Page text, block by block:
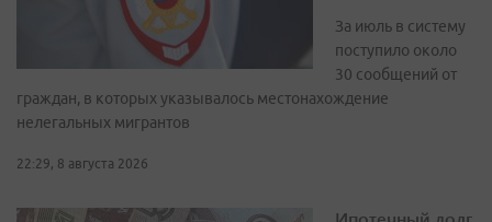
За июль в систему
поступило около
30 сообщений от
граждан, в которых указывалось местонахождение
нелегальных мигрантов
22:29, 8 августа 2026